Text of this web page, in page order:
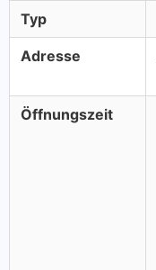
Typ
Adresse
Öffnungszeit